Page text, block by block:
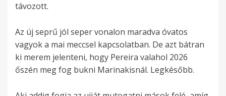
távozott.
Az új seprű jól seper vonalon maradva óvatos
vagyok a mai meccsel kapcsolatban. De azt bátran
ki merem jelenteni, hogy Pereira valahol 2026
őszén meg fog bukni Marinakisnál. Legkésőbb.